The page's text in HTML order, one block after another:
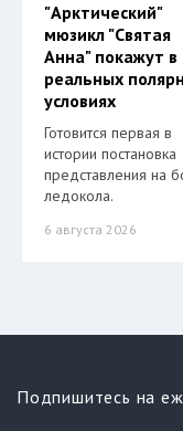
"Арктический"
мюзикл "Святая
Анна" покажут в
реальных
условиях
Готовится первая в
истории постановка
представления на
ледокола.
6 августа 2026
Подпишитесь на